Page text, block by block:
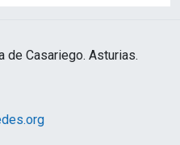
de Casariego. Asturias.